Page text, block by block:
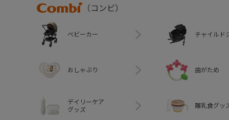
Combi
（コンビ）
ベビーカー チャイルド
おしゃぶり 歯がため
デイリーケア
グッズ
離乳食グッ